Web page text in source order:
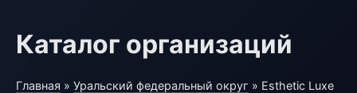
Каталог организаций
Главная » Уральский федеральный округ » Esthetic Luxe